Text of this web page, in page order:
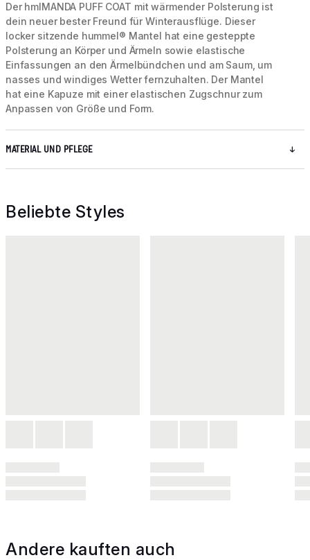
Der hmlMANDA PUFF COAT mit wärmender Polsterung ist
dein neuer bester Freund für Winterausflüge. Dieser
locker sitzende hummel® Mantel hat eine gesteppte
Polsterung an Körper und Ärmeln sowie elastische
Einfassungen an den Ärmelbündchen und am Saum, um
nasses und windiges Wetter fernzuhalten. Der Mantel
hat eine Kapuze mit einer elastischen Zugschnur zum
Anpassen von Größe und Form.
MATERIAL UND PFLEGE
Beliebte Styles
Andere kauften auch